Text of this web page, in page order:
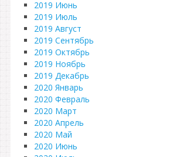
2019 Июнь
2019 Июль
2019 Август
2019 Сентябрь
2019 Октябрь
2019 Ноябрь
2019 Декабрь
2020 Январь
2020 Февраль
2020 Март
2020 Апрель
2020 Май
2020 Июнь